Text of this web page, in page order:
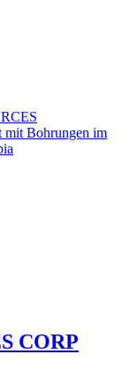
mit Bohrungen im
CORP